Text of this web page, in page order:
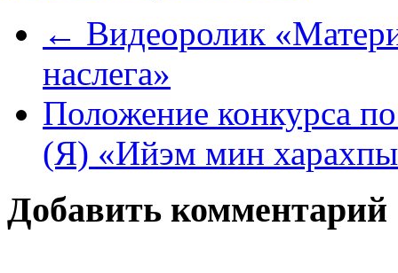
← Видеоролик
наслега»
Положение конкурса
(Я) «Ийэм мин
Добавить комментарий